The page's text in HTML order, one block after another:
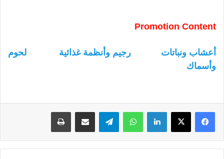
Promotion Content
أعشاب ونباتات رجيم وأنظمة غذائية
لحوم
وأسماك
لينكدإن واتساب